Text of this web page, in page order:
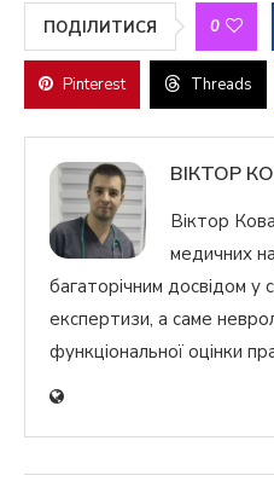
ПОДІЛИТИСЯ 0
Pinterest Threads
ВІКТОР
Віктор
медичних
багаторічним досвідом у
експертизи, а саме
функціональної оцінки